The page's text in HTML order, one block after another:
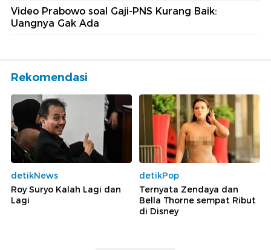
Video Prabowo soal Gaji-PNS Kurang Baik:
Uangnya Gak Ada
Rekomendasi
detikNews
Roy Suryo Kalah Lagi dan
Lagi
detikPop
Ternyata Zendaya dan
Bella Thorne sempat Ribut
di Disney